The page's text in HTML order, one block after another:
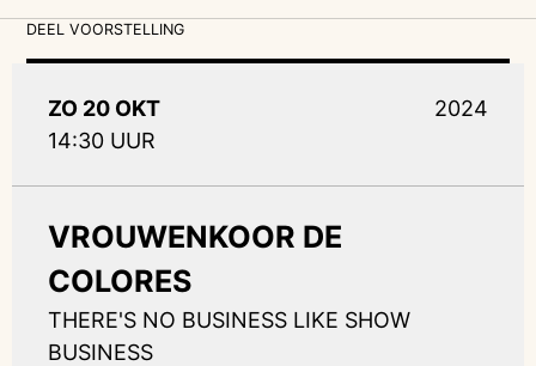
DEEL VOORSTELLING
ZO 20 OKT
14:30 UUR
2024
VROUWENKOOR DE
COLORES
THERE'S NO BUSINESS LIKE SHOW
BUSINESS